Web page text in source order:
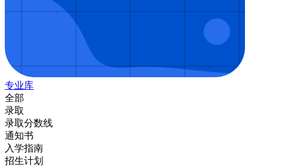
专业库
全部
录取
录取分数线
通知书
入学指南
招生计划